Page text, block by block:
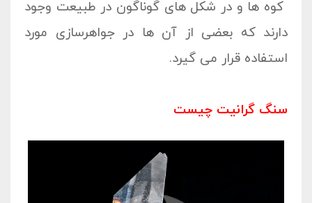
کوه ها و در شکل های گوناگون در طبیعت وجود
دارند که بعضی از آن ها در جواهرسازی مورد
استفاده قرار می گیرد.
سنگ گرانیت چیست